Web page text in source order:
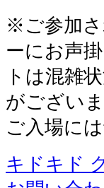
※ご参加さ
ーにお声
トは混雑
がござい
ご入場に
キドキド